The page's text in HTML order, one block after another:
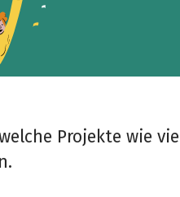
Projekte wie